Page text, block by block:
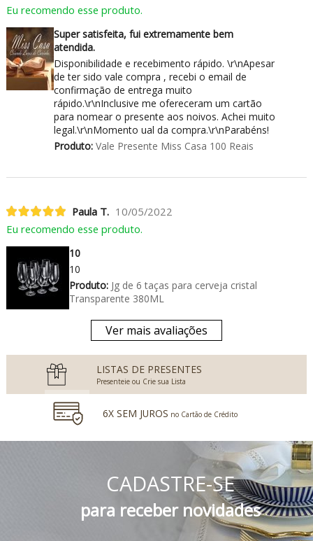
Eu recomendo esse produto.
Super satisfeita, fui extremamente bem
atendida.
Disponibilidade e recebimento rápido. \r\nApesar
de ter sido vale compra , recebi o email de
confirmação de entrega muito
rápido.\r\nInclusive me ofereceram um cartão
para nomear o presente aos noivos. Achei muito
legal.\r\nMomento ual da compra.\r\nParabéns!
Produto:Vale Presente Miss Casa 100 Reais
Paula T. 10/05/2022
Eu recomendo esse produto.
10
10
Produto:Jg de 6 taças para cerveja cristal
Transparente 380ML
Ver mais avaliações
LISTAS DE PRESENTES
Presenteie ou Crie sua Lista
6X SEM JUROS no Cartão de Crédito
no Boleto Bancário e PIX
FRETE GRÁTIS Consulte o Regulamento
CADASTRE-SE
para receber novidades